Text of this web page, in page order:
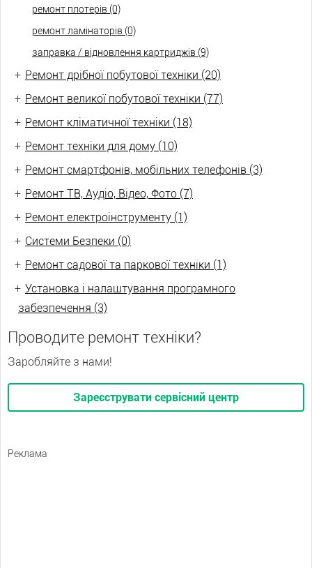
ремонт плотерів (0)
ремонт ламінаторів (0)
заправка / відновлення картриджів (9)
+ Ремонт дрібної побутової техніки (20)
+ Ремонт великої побутової техніки (77)
+ Ремонт кліматичної техніки (18)
+ Ремонт техніки для дому (10)
+ Ремонт смартфонів, мобільних телефонів (3)
+ Ремонт ТВ, Аудіо, Відео, Фото (7)
+ Ремонт електроінструменту (1)
+ Системи Безпеки (0)
+ Ремонт садової та паркової техніки (1)
+ Установка і налаштування програмного
забезпечення (3)
Проводите ремонт техніки?
Заробляйте з нами!
Зареєструвати сервісний центр
Реклама